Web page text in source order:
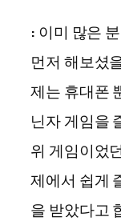
: 이미 많은
먼저 해보셨
제는 휴대폰
닌자 게임을
위 게임이었
제에서 쉽게
을 받았다고